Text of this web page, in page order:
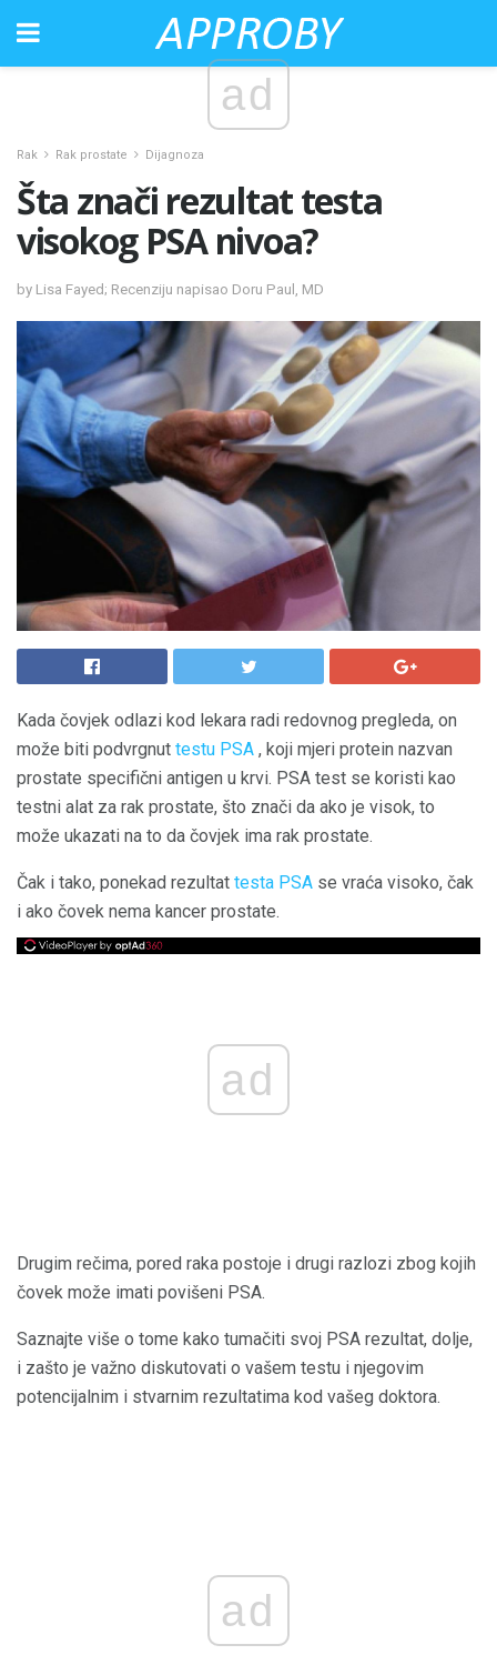
ad
Rak Rak prostate Dijagnoza
Šta znači rezultat testa
visokog PSA nivoa?
by Lisa Fayed; Recenziju napisao Doru Paul, MD
Kada čovjek odlazi kod lekara radi redovnog pregleda, on
može biti podvrgnut testu PSA , koji mjeri protein nazvan
prostate specifični antigen u krvi. PSA test se koristi kao
testni alat za rak prostate, što znači da ako je visok, to
može ukazati na to da čovjek ima rak prostate.
Čak i tako, ponekad rezultat testa PSA se vraća visoko, čak
i ako čovek nema kancer prostate.
ad
Drugim rečima, pored raka postoje i drugi razlozi zbog kojih
čovek može imati povišeni PSA.
Saznajte više o tome kako tumačiti svoj PSA rezultat, dolje,
i zašto je važno diskutovati o vašem testu i njegovim
potencijalnim i stvarnim rezultatima kod vašeg doktora.
ad